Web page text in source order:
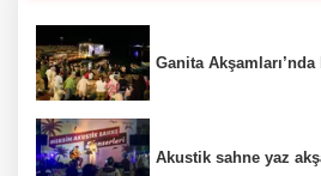
Ganita
Akustik sahne yaz